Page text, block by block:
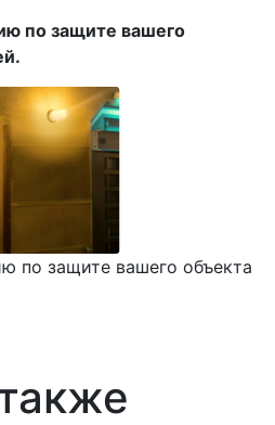
по защите вашего
по защите вашего объекта